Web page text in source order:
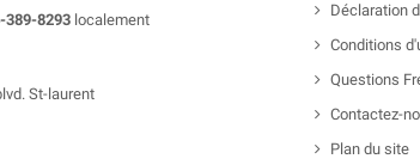
389-8293 localement
St-laurent
Déclaration
Conditions
Questions
Contactez-
Plan du site